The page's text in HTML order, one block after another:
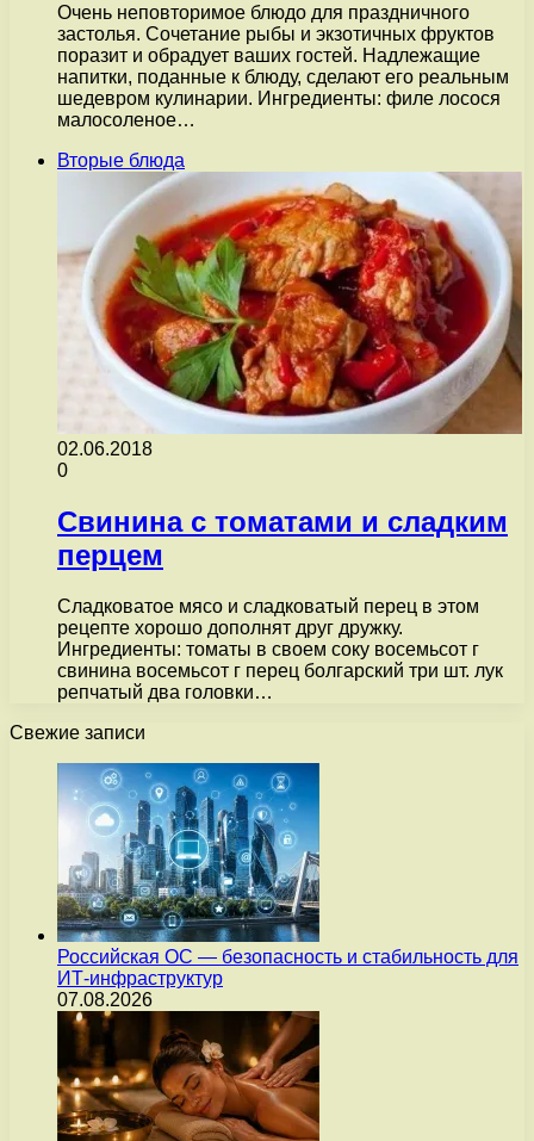
Очень неповторимое блюдо для праздничного
застолья. Сочетание рыбы и экзотичных фруктов
поразит и обрадует ваших гостей. Надлежащие
напитки, поданные к блюду, сделают его реальным
шедевром кулинарии. Ингредиенты: филе лосося
малосоленое…
Вторые блюда
02.06.2018
0
Свинина с томатами и сладким
перцем
Сладковатое мясо и сладковатый перец в этом
рецепте хорошо дополнят друг дружку.
Ингредиенты: томаты в своем соку восемьсот г
свинина восемьсот г перец болгарский три шт. лук
репчатый два головки…
Свежие записи
Российская ОС — безопасность и стабильность для
ИТ-инфраструктур
07.08.2026